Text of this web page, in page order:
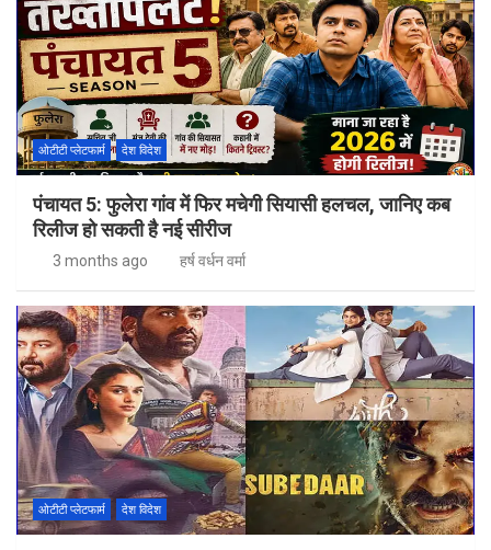
ओटीटी प्लेटफार्म देश विदेश
पंचायत 5: फुलेरा गांव में फिर मचेगी सियासी हलचल, जानिए कब
रिलीज हो सकती है नई सीरीज
3 months ago हर्ष वर्धन वर्मा
ओटीटी प्लेटफार्म देश विदेश